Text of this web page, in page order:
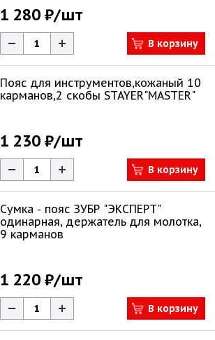
1 280 ₽/шт
В корзину
Пояс для инструментов,кожаный 10
карманов,2 скобы STAYER"MASTER"
1 230 ₽/шт
В корзину
Сумка - пояс ЗУБР "ЭКСПЕРТ"
одинарная, держатель для молотка,
9 карманов
1 220 ₽/шт
В корзину